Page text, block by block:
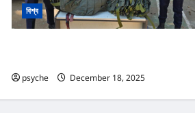
বিশ্ব
psyche
December 18, 2025